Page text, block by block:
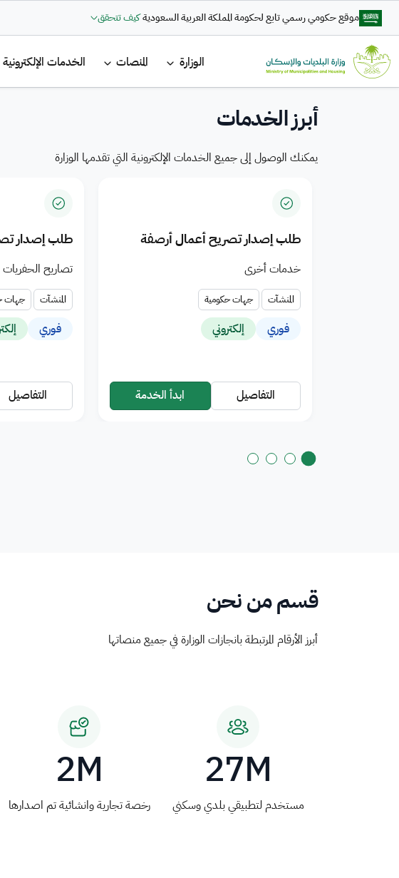
تجاوز إلى المحتوى الرئيسي
موقع حكومي رسمي تابع لحكومة المملكة العربية السعوديةكيف تتحقق
القائمة
الوزارة المنصات الخدمات الإلكترونية
— Saudi Arabia
تعزيز التكامل في تقديم الخدمات
البلدية والمنتجات السكنية للمدن
السعودية
ضمن التكامل بين وزارة البلديات والإسكان
والحكومة الرقمية تتاح خدمة بلاغ رقمي
لرفع الشكاوى والمقترحات بسرعة وكفاءة، عبر
أبرز الخدمات
يمكنك الوصول إلى جميع الخدمات الإلكترونية التي تقدمها الوزارة
طلب إصدار تصريح أعمال أرصفة
خدمات أخرى
المنشآت جهات حكومية
فوري إلكتروني
التفاصيل ابدأ الخدمة
طلب إصدار
تصاريح الحفريات
المنشآت جهات
فوري
التفاصيل
قسم من نحن
أبرز الأرقام المرتبطة بانجازات الوزارة في جميع منصاتها
27M
مستخدم لتطبيقي بلدي وسكني
2M
رخصة تجارية وانشائية تم اصدارها